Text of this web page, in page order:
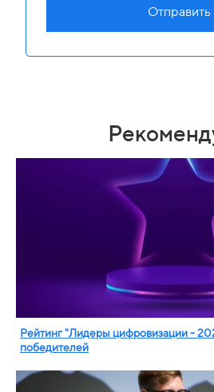
Отправить
Рейтинг "Лидеры цифровизации -
победителей